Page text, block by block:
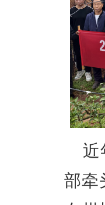
近
部牵